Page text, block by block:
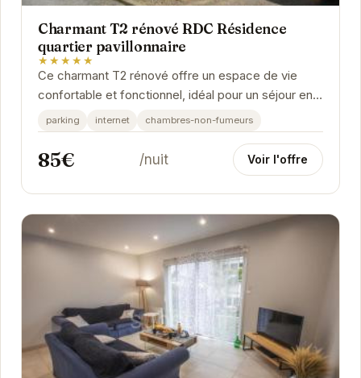
Charmant T2 rénové RDC Résidence
quartier pavillonnaire
★★★★★
Ce charmant T2 rénové offre un espace de vie
confortable et fonctionnel, idéal pour un séjour en
toute tranquillité. Situé au rez-de-chaussée...
parking internet chambres-non-fumeurs
85€ /nuit Voir l'offre